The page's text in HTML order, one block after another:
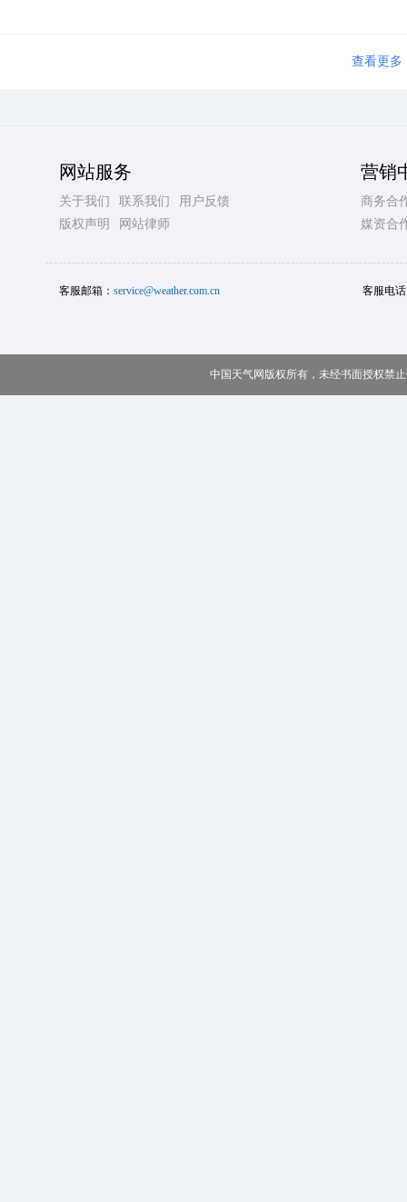
查看更多
网站服务
关于我们 联系我们
用户反馈
版权声明
网站律师
营销
商务合
媒资合
客服邮箱： service@weather.com.cn 客服电
中国天气网版权所有，未经书面授权